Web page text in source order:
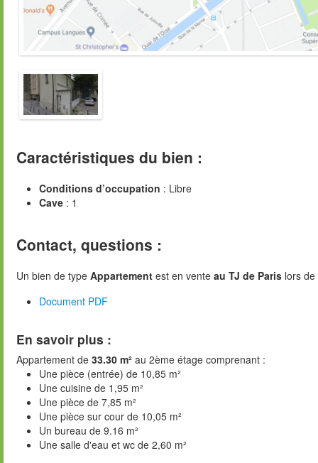
Caractéristiques du bien :
Conditions d’occupation : Libre
Cave : 1
Contact, questions :
Un bien de type Appartement est en vente au TJ de Paris lors
Document PDF
En savoir plus :
Appartement de 33.30 m² au 2ème étage comprenant :
Une pièce (entrée) de 10,85 m²
Une cuisine de 1,95 m²
Une pièce de 7,85 m²
Une pièce sur cour de 10,05 m²
Un bureau de 9.16 m²
Une salle d'eau et wc de 2,60 m²